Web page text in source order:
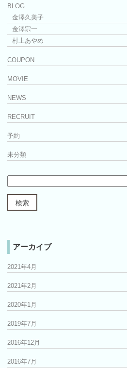
BLOG
金澤久美子
金澤宗一
村上あやめ
COUPON
MOVIE
NEWS
RECRUIT
予約
未分類
アーカイブ
2021年4月
2021年2月
2020年1月
2019年7月
2016年12月
2016年7月